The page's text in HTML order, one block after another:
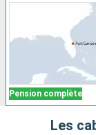
Pension complète
Les